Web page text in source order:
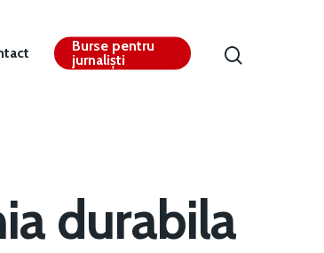
Burse pentru
jurnaliști
durabila